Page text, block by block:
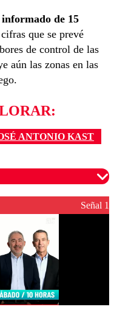
informado de 15
cifras que se prevé
de control de las
aún las zonas en las
ANTONIO KAST
para garantizar un
Señal 1